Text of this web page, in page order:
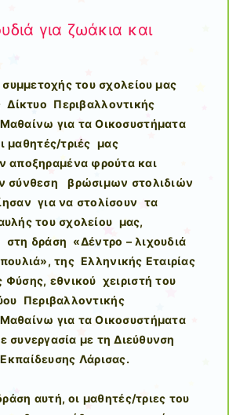
για ζωάκια και
συμμετοχής του σχολείου μας
Δίκτυο Περιβαλλοντικής
για τα Οικοσυστήματα
μαθητές/τριές μας
αποξηραμένα φρούτα και
σύνθεση βρώσιμων στολιδιών
για να στολίσουν τα
του σχολείου μας,
στη δράση «Δέντρο – λιχουδιά
της Ελληνικής Εταιρίας
Φύσης, εθνικού χειριστή του
Περιβαλλοντικής
για τα Οικοσυστήματα
συνεργασία με τη Διεύθυνση
Λάρισας.
αυτή, οι μαθητές/τριες του